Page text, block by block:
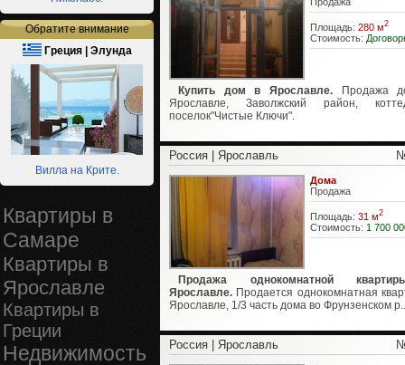
Обратите внимание
Греция | Элунда
Вилла на Крите.
Квартиры в
Самаре
Квартиры в
Ярославле
Квартиры в
Греции
Недвижимость
Площадь: 280 м2
Стоимость:
Купить дом в Ярославле. Продажа
Ярославле, Заволжский район,
поселок"Чистые Ключи".
Россия | Ярославль
Дома
Продажа
Площадь: 31 м2
Стоимость: 1 700
Продажа однокомнатной
Ярославле. Продается однокомнатная
Ярославле, 1/3 часть дома во Фрунзенском
Россия | Ярославль